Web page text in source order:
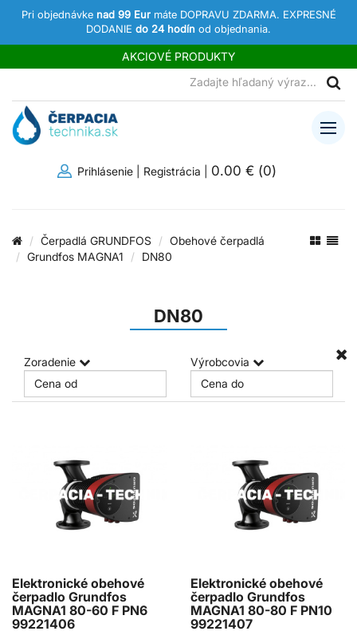
Pri objednávke nad 99 Eur máte DOPRAVU ZDARMA. EXPRESNÉ
DODANIE do 24 hodín od objednania.
AKCIOVÉ PRODUKTY
Prihlásenie Registrácia 0.00 € (0)
Čerpadlá GRUNDFOS
Obehové čerpadlá
Grundfos MAGNA1
DN80
DN80
Zoradenie Výrobcovia
Elektronické obehové
čerpadlo Grundfos
MAGNA1 80-60 F PN6
99221406
Elektronické obehové
čerpadlo Grundfos
MAGNA1 80-80 F PN10
99221407